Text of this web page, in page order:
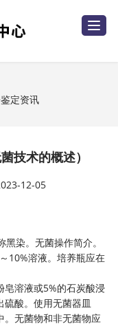
T
o
定资讯
技术的概述）
12-05
染。无菌操作简介。
10%溶液。培养瓶应在
皂溶液或5%的石炭酸浸
酸。使用无菌器皿
。无菌物和非无菌物应